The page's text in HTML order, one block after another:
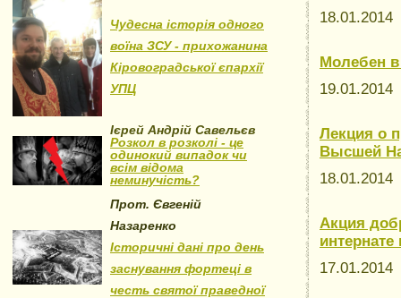
Чудесна історія одного
воїна ЗСУ - прихожанина
Кіровоградської єпархії
УПЦ
Ієрей Андрій Савельєв
Розкол в розколі - це
одинокий випадок чи
всім відома
неминучість?
Прот. Євгеній
Назаренко
Історичні дані про день
заснування фортеці в
честь святої праведної
18.01.2014
Молебен
19.01.2014
Лекция о
Высшей
18.01.2014
Акция
интернате
17.01.2014